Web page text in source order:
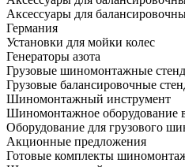
Аксессуары для
Германия
Установки для мойки колес
Генераторы азота
Грузовые шиномонтажные
Грузовые балансировочные
Шиномонтажный инструмент
Шиномонтажное оборудование
Оборудование для грузового
Акционные предложения
Готовые комплекты